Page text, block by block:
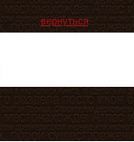
вернуться